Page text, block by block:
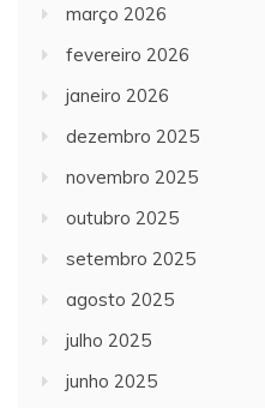
março 2026
fevereiro 2026
janeiro 2026
dezembro 2025
novembro 2025
outubro 2025
setembro 2025
agosto 2025
julho 2025
junho 2025